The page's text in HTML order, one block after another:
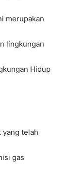
merupakan
lingkungan
Hidup
yang telah
gas